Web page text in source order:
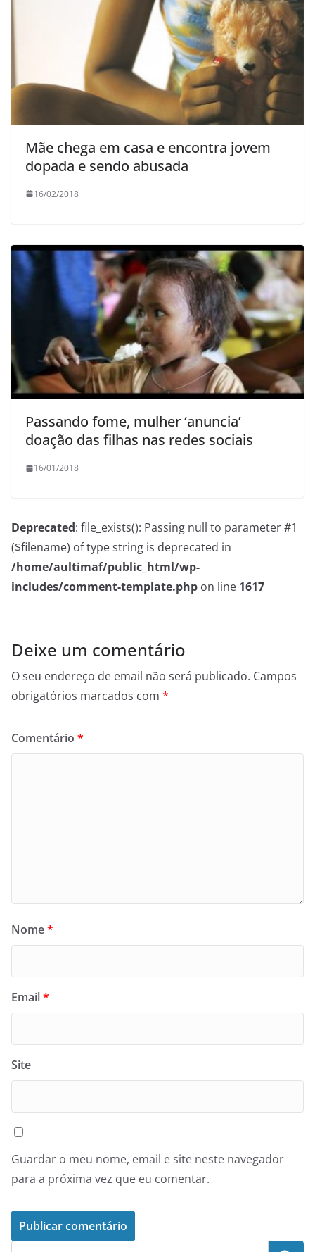
Mãe chega em casa e encontra jovem
dopada e sendo abusada
16/02/2018
Passando fome, mulher ‘anuncia’
doação das filhas nas redes sociais
16/01/2018
Deprecated: file_exists(): Passing null to parameter #1
($filename) of type string is deprecated in
/home/aultimaf/public_html/wp-
includes/comment-template.php on line 1617
Deixe um comentário
O seu endereço de email não será publicado. Campos
obrigatórios marcados com *
Comentário *
Nome*
Email*
Site
Guardar o meu nome, email e site neste navegador
para a próxima vez que eu comentar.